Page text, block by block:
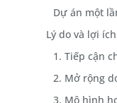
Dự án một
Lý do và lợi
1. Tiếp cận
2. Mở rộng
3. Mô hình